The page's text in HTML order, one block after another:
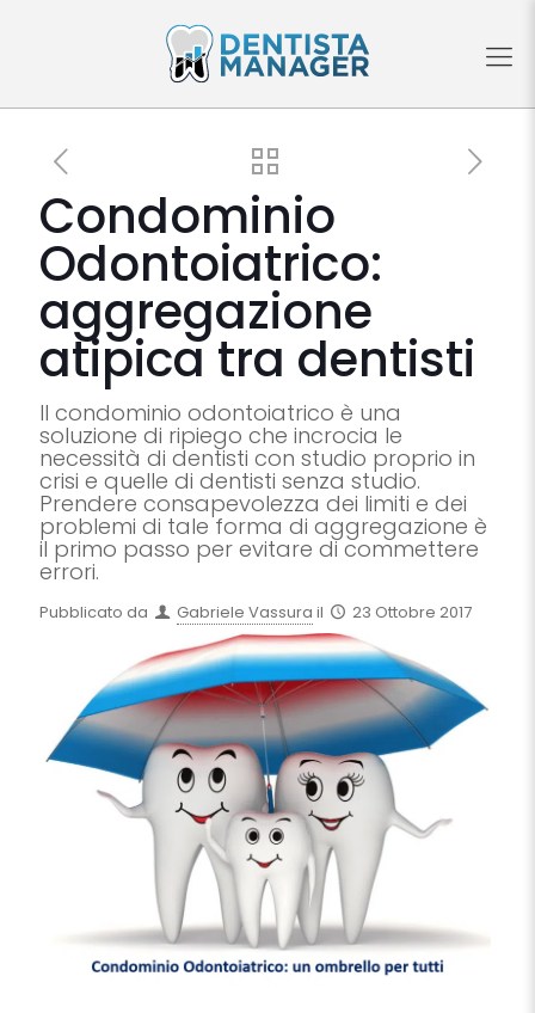
Condominio
Odontoiatrico:
aggregazione
atipica tra dentisti
Il condominio odontoiatrico è una
soluzione di ripiego che incrocia le
necessità di dentisti con studio proprio in
crisi e quelle di dentisti senza studio.
Prendere consapevolezza dei limiti e dei
problemi di tale forma di aggregazione è
il primo passo per evitare di commettere
errori.
Pubblicato da Gabriele Vassura il 23 Ottobre 2017